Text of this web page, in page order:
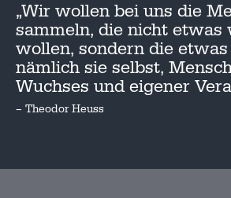
„Wir wollen bei uns die
sammeln, die nicht etwas
wollen, sondern die
nämlich sie selbst,
Wuchses und eigener
– Theodor Heuss